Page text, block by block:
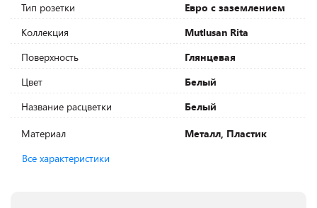
Тип розетки
Евро с заземлением
Коллекция
Mutlusan Rita
Поверхность
Глянцевая
Цвет
Белый
Название расцветки
Белый
Материал
Металл, Пластик
Все характеристики